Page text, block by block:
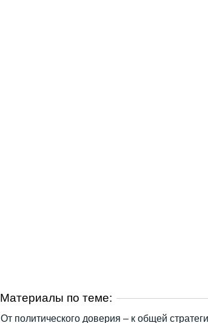
Материалы по теме:
От политического доверия – к общей